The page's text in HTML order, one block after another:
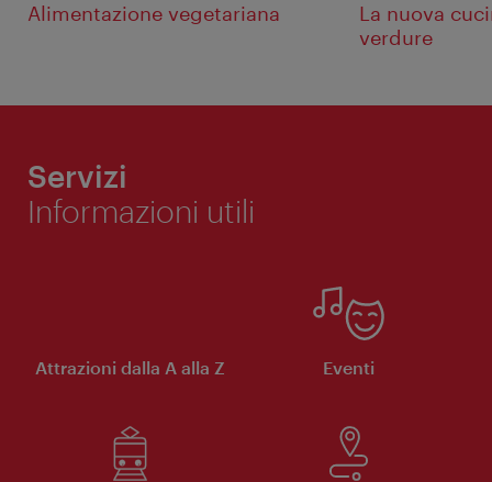
Alimentazione vegetariana
La nuova
verdure
Servizi
Informazioni utili
Attrazioni dalla A alla Z Eventi